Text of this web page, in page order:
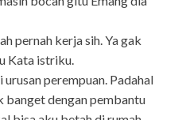
pernah kerja sih. Ya gak
Kata istriku.
perempuan. Padahal
banget dengan pembantu